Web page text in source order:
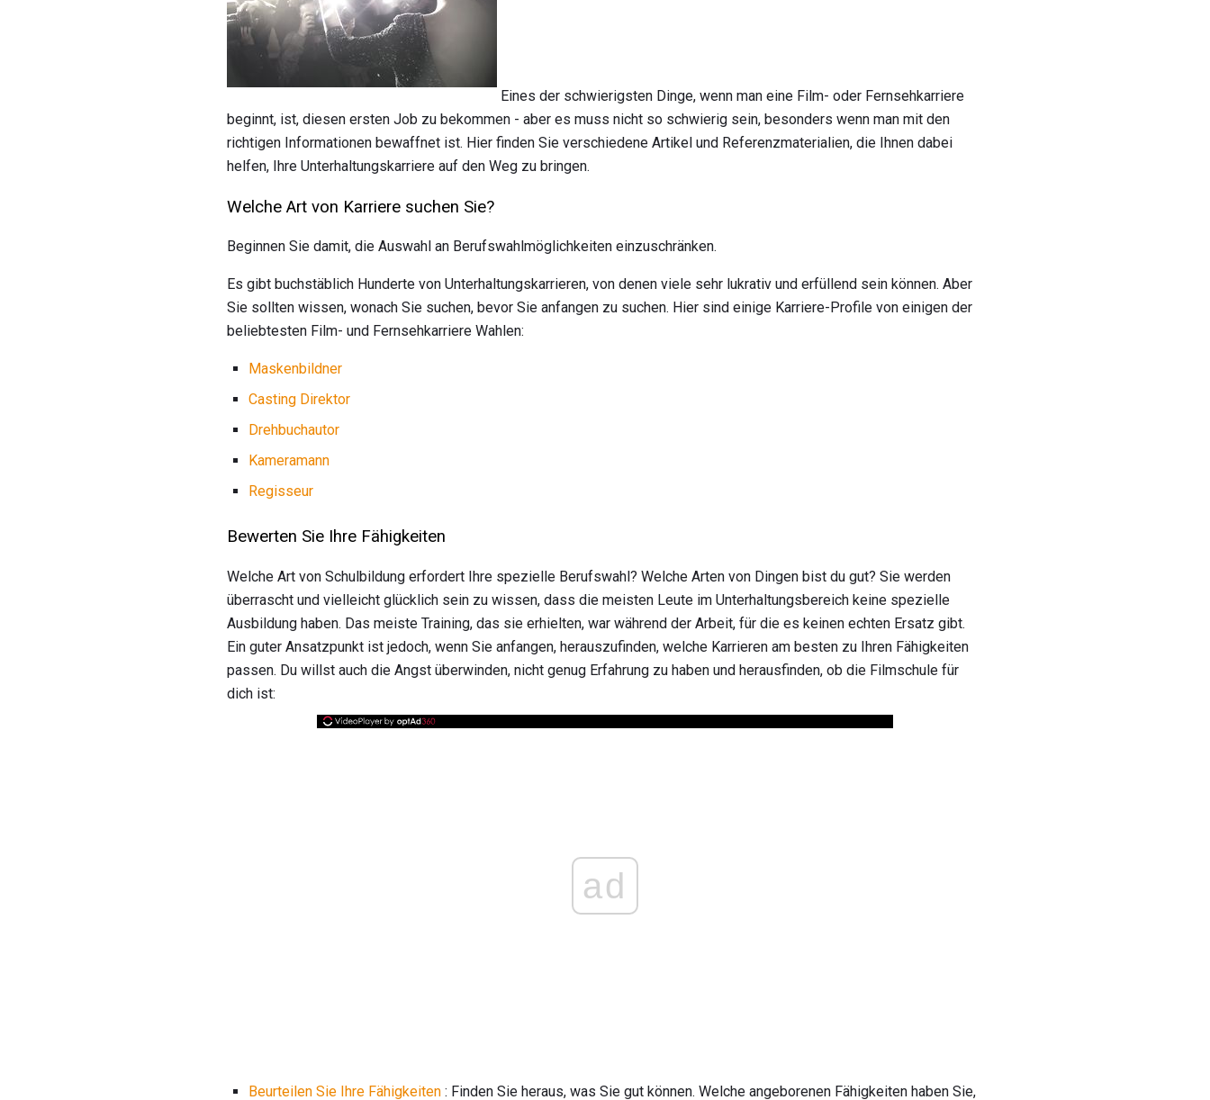
Eines der schwierigsten Dinge, wenn man eine Film- oder Fernsehkarriere
beginnt, ist, diesen ersten Job zu bekommen - aber es muss nicht so schwierig sein, besonders wenn man mit den
richtigen Informationen bewaffnet ist. Hier finden Sie verschiedene Artikel und Referenzmaterialien, die Ihnen dabei
helfen, Ihre Unterhaltungskarriere auf den Weg zu bringen.
Welche Art von Karriere suchen Sie?
Beginnen Sie damit, die Auswahl an Berufswahlmöglichkeiten einzuschränken.
Es gibt buchstäblich Hunderte von Unterhaltungskarrieren, von denen viele sehr lukrativ und erfüllend sein können. Aber
Sie sollten wissen, wonach Sie suchen, bevor Sie anfangen zu suchen. Hier sind einige Karriere-Profile von einigen der
beliebtesten Film- und Fernsehkarriere Wahlen:
Maskenbildner
Casting Direktor
Drehbuchautor
Kameramann
Regisseur
Bewerten Sie Ihre Fähigkeiten
Welche Art von Schulbildung erfordert Ihre spezielle Berufswahl? Welche Arten von Dingen bist du gut? Sie werden
überrascht und vielleicht glücklich sein zu wissen, dass die meisten Leute im Unterhaltungsbereich keine spezielle
Ausbildung haben. Das meiste Training, das sie erhielten, war während der Arbeit, für die es keinen echten Ersatz gibt.
Ein guter Ansatzpunkt ist jedoch, wenn Sie anfangen, herauszufinden, welche Karrieren am besten zu Ihren Fähigkeiten
passen. Du willst auch die Angst überwinden, nicht genug Erfahrung zu haben und herausfinden, ob die Filmschule für
dich ist:
ad
Beurteilen Sie Ihre Fähigkeiten : Finden Sie heraus, was Sie gut können. Welche angeborenen Fähigkeiten haben Sie,